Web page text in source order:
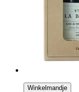
Winkelmandje